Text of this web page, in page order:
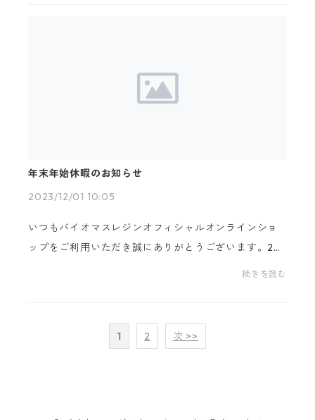
年末年始休暇のお知らせ
2023/12/01 10:05
いつもバイオマスレジンオフィシャルオンラインショ
ップをご利用いただき誠にありがとうございます。20
23年12月29日（金）～2024年1月3日（水）まで年末年
続きを読む
1 2 次 >>